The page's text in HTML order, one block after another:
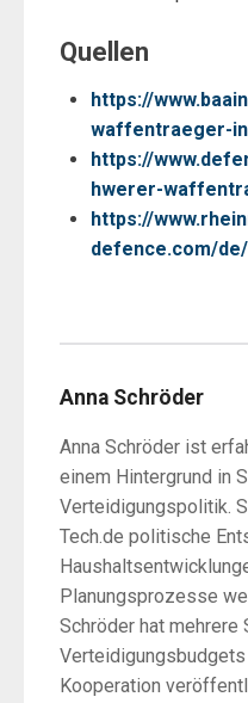
Quellen
https://
waffentraeger-
https://
hwerer-
https://
defence.com/
Anna Schröder
Anna Schröder ist
einem Hintergrund in
Verteidigungspolitik.
Tech.de politische
Planungsprozesse
Schröder hat mehrere
Kooperation